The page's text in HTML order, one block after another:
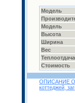
Модель
Модель
Высота
Ширина
Вес
Теплоотдача
Стоимость
ОПИСАНИЕ
коттеджей,